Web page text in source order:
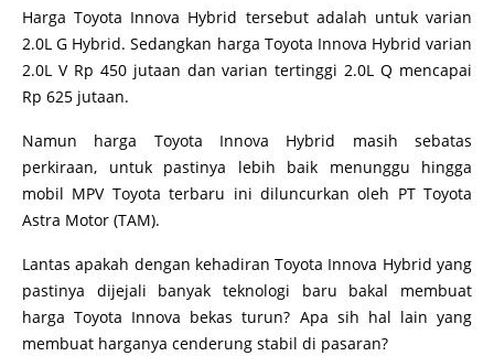
Harga Toyota Innova Hybrid tersebut adalah untuk varian
2.0L G Hybrid. Sedangkan harga Toyota Innova Hybrid varian
2.0L V Rp 450 jutaan dan varian tertinggi 2.0L Q mencapai
Rp 625 jutaan.
Namun harga Toyota Innova Hybrid masih sebatas
perkiraan, untuk pastinya lebih baik menunggu hingga
mobil MPV Toyota terbaru ini diluncurkan oleh PT Toyota
Astra Motor (TAM).
Lantas apakah dengan kehadiran Toyota Innova Hybrid yang
pastinya dijejali banyak teknologi baru bakal membuat
harga Toyota Innova bekas turun? Apa sih hal lain yang
membuat harganya cenderung stabil di pasaran?